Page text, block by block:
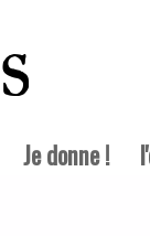
Je donne !